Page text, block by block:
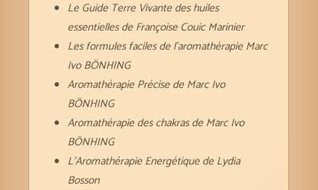
Le Guide Terre Vivante des huiles
essentielles de Françoise Couic Marinier
Les formules faciles de l’aromathérapie Marc
Ivo BÖNHING
Aromathérapie Précise de Marc Ivo
BÖNHING
Aromathérapie des chakras de Marc Ivo
BÖNHING
L’Aromathérapie Energétique de Lydia
Bosson